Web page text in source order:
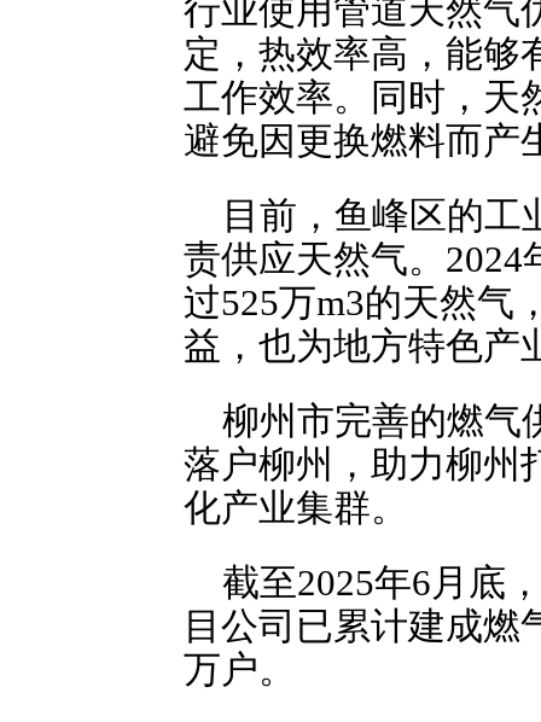
行业使用管道天然气
定，热效率高，能够
工作效率。同时，天
避免因更换燃料而产
目前，鱼峰区的工
责供应天然气。
过525万m3的天然气
益，也为地方特色产
柳州市完善的燃气
落户柳州，助力柳州
化产业集群。
截至2025年6月底
目公司已累计建成燃
万户。